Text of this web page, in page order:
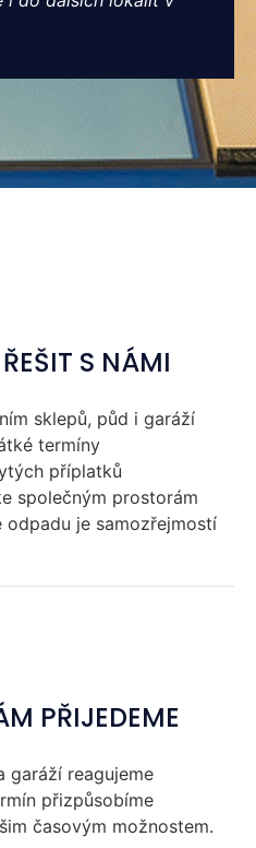
S NÁMI
sklepů, půd i garáží
termíny
příplatků
společným prostorám
je samozřejmostí
PŘIJEDEME
garáží reagujeme
přizpůsobíme
časovým možnostem.